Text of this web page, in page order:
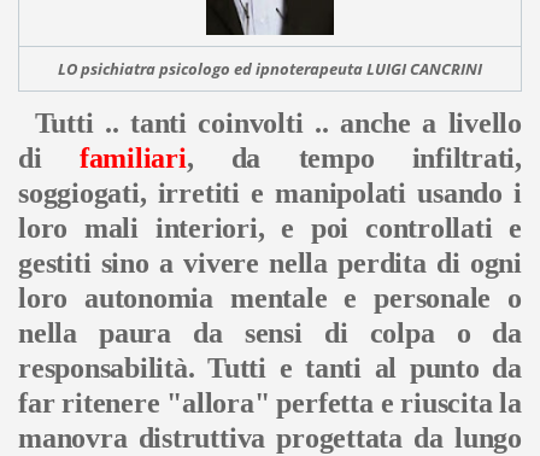
LO psichiatra psicologo ed ipnoterapeuta LUIGI CANCRINI
Tutti .. tanti coinvolti .. anche a livello
di familiari, da tempo infiltrati,
soggiogati, irretiti e manipolati usando i
loro mali interiori, e poi controllati e
gestiti sino a vivere nella perdita di ogni
loro autonomia mentale e personale o
nella paura da sensi di colpa o da
responsabilità. Tutti e tanti al punto da
far ritenere "allora" perfetta e riuscita la
manovra distruttiva progettata da lungo